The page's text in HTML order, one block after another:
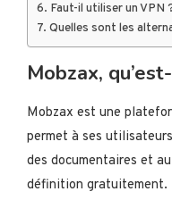
Faut-il utiliser un VPN
Quelles sont les
Mobzax,
Mobzax est une
permet à ses
des documentaires et
définition gratuitement.